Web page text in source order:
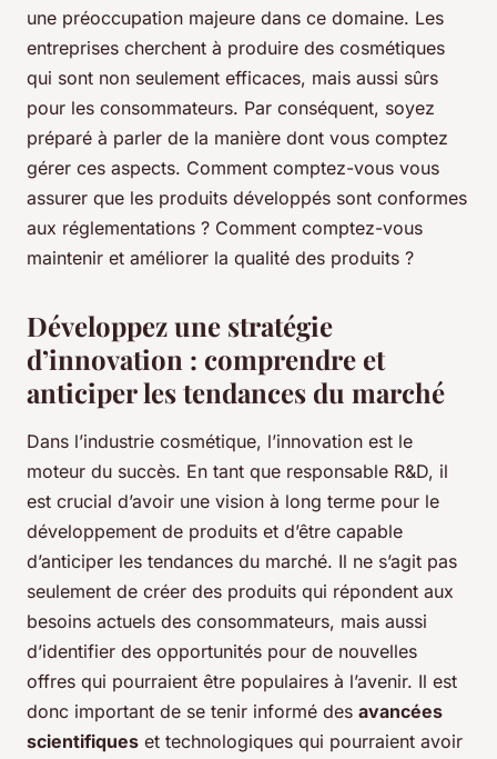
une préoccupation majeure dans ce domaine. Les
entreprises cherchent à produire des cosmétiques
qui sont non seulement efficaces, mais aussi sûrs
pour les consommateurs. Par conséquent, soyez
préparé à parler de la manière dont vous comptez
gérer ces aspects. Comment comptez-vous vous
assurer que les produits développés sont conformes
aux réglementations ? Comment comptez-vous
maintenir et améliorer la qualité des produits ?
Développez une stratégie
d’innovation : comprendre et
anticiper les tendances du marché
Dans l’industrie cosmétique, l’innovation est le
moteur du succès. En tant que responsable R&D, il
est crucial d’avoir une vision à long terme pour le
développement de produits et d’être capable
d’anticiper les tendances du marché. Il ne s’agit pas
seulement de créer des produits qui répondent aux
besoins actuels des consommateurs, mais aussi
d’identifier des opportunités pour de nouvelles
offres qui pourraient être populaires à l’avenir. Il est
donc important de se tenir informé des avancées
scientifiques et technologiques qui pourraient avoir